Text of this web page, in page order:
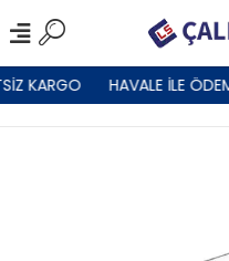
KARGO HAVALE İLE